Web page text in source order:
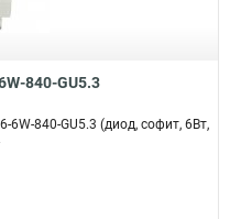
840-GU5.3
6W-840-GU5.3 (диод, софит, 6Вт,